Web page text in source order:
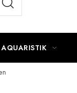
AQUARISTIK